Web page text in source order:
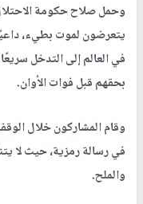
وحمل صلاح حكومة
يتعرضون لموت بطيء،
في العالم إلى التدخل
بحقهم قبل فوات الأوان.
وقام المشاركون خلال
في رسالة رمزية، حيث لا
والملح.